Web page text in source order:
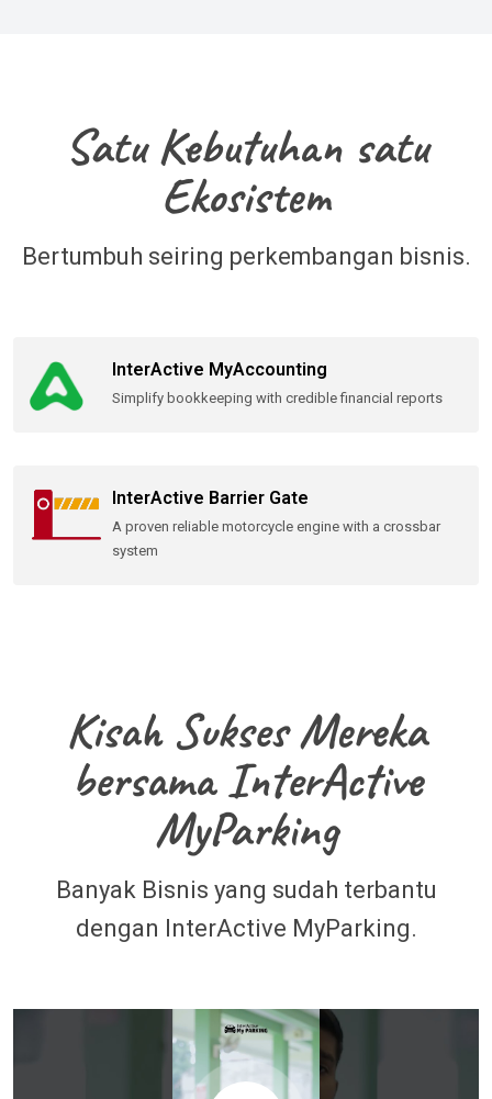
Satu Kebutuhan satu
Ekosistem
Bertumbuh seiring perkembangan bisnis.
InterActive MyAccounting
Simplify bookkeeping with credible financial reports
InterActive Barrier Gate
A proven reliable motorcycle engine with a crossbar
system
Kisah Sukses Mereka
bersama InterActive
MyParking
Banyak Bisnis yang sudah terbantu
dengan InterActive MyParking.